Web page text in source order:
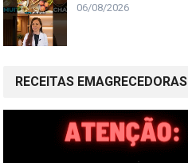
06/08/2026
RECEITAS EMAGRECEDORAS